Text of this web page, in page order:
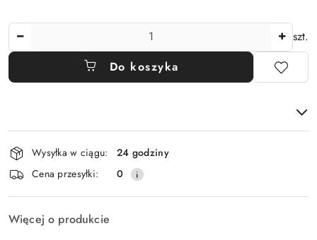
szt.
Do koszyka
Dostępność
i
dostawa
Wysyłka w ciągu:
24 godziny
Cena przesyłki:
0
Więcej o produkcie